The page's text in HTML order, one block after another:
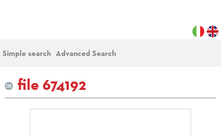
Simple search Advanced Search
file 674192